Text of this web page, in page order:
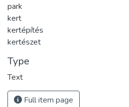
park
kert
kertépítés
kertészet
Type
Text
Full item page